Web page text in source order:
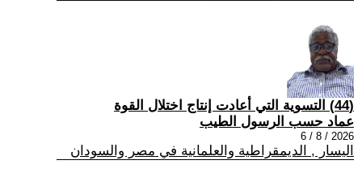
(44) التسوية التي أعادت إنتاج اختلال القوة
عماد حسب الرسول الطيب
2026 / 8 / 6
اليسار , الديمقراطية والعلمانية في مصر والسودان